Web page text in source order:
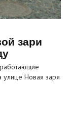
зари
улице Новая заря